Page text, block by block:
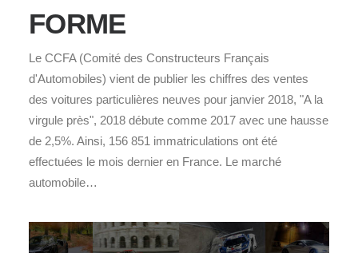
FORME
Le CCFA (Comité des Constructeurs Français
d'Automobiles) vient de publier les chiffres des ventes
des voitures particulières neuves pour janvier 2018, "A la
virgule près", 2018 débute comme 2017 avec une hausse
de 2,5%. Ainsi, 156 851 immatriculations ont été
effectuées le mois dernier en France. Le marché
automobile…